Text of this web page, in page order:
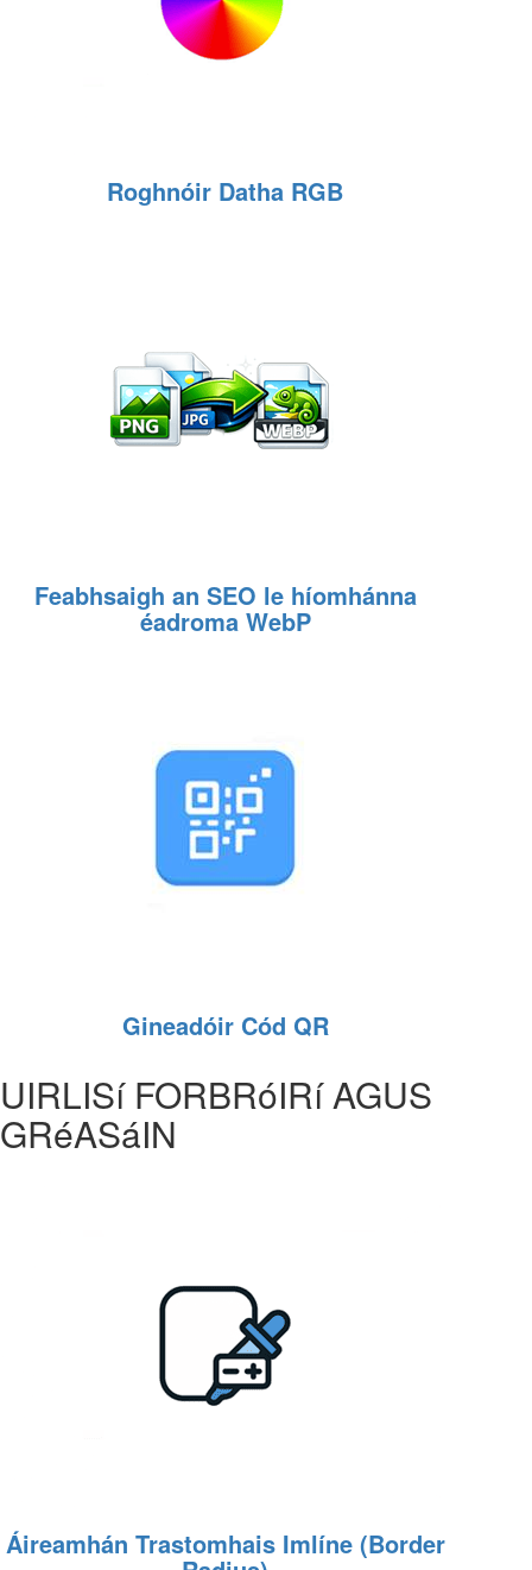
Roghnóir Datha RGB
Feabhsaigh an SEO le híomhánna
éadroma WebP
Gineadóir Cód QR
UIRLISí FORBRóIRí AGUS
GRéASáIN
Áireamhán Trastomhais Imlíne (Border